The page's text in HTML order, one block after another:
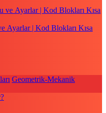
Ayarlar | Kod Blokları Kısa
Geometrik-Mekanik